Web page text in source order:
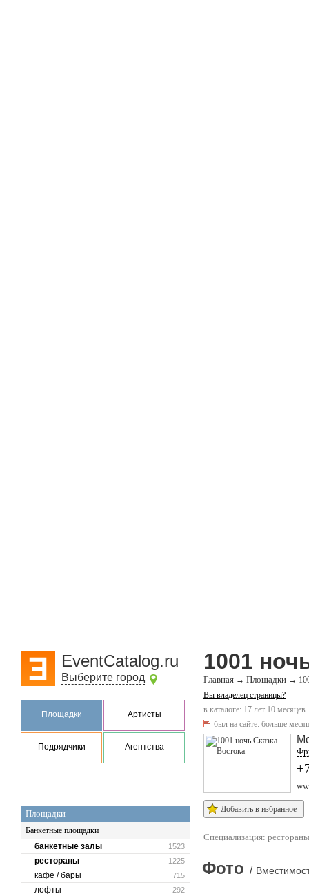
EventCatalog.ru
Выберите город
Площадки Артисты
Подрядчики Агентства
Площадки
Банкетные площадки
1523
банкетные залы
1225
рестораны
715
кафе / бары
292
лофты
1001
Главная → Площадки →
Вы владелец страницы?
в каталоге: 17 лет 10 месяцев
был на сайте: больше
Добавить в избранное
Специализация: рестораны
Фото /